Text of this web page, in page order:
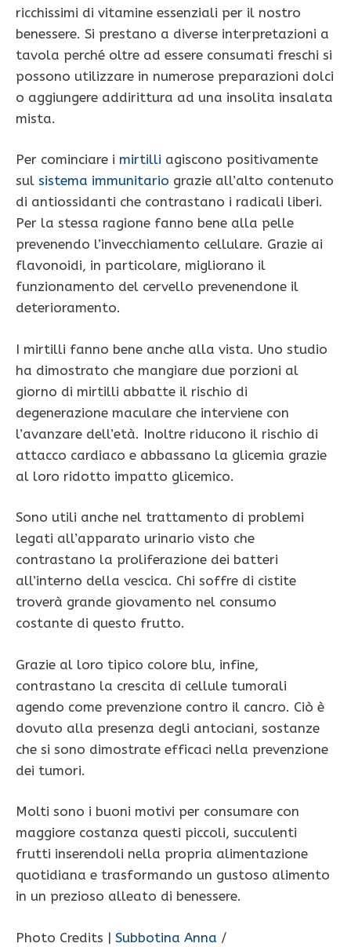
ricchissimi di vitamine essenziali per il nostro
benessere. Si prestano a diverse interpretazioni a
tavola perché oltre ad essere consumati freschi si
possono utilizzare in numerose preparazioni dolci
o aggiungere addirittura ad una insolita insalata
mista.
Per cominciare i mirtilli agiscono positivamente
sul sistema immunitario grazie all’alto contenuto
di antiossidanti che contrastano i radicali liberi.
Per la stessa ragione fanno bene alla pelle
prevenendo l’invecchiamento cellulare. Grazie ai
flavonoidi, in particolare, migliorano il
funzionamento del cervello prevenendone il
deterioramento.
I mirtilli fanno bene anche alla vista. Uno studio
ha dimostrato che mangiare due porzioni al
giorno di mirtilli abbatte il rischio di
degenerazione maculare che interviene con
l’avanzare dell’età. Inoltre riducono il rischio di
attacco cardiaco e abbassano la glicemia grazie
al loro ridotto impatto glicemico.
Sono utili anche nel trattamento di problemi
legati all’apparato urinario visto che
contrastano la proliferazione dei batteri
all’interno della vescica. Chi soffre di cistite
troverà grande giovamento nel consumo
costante di questo frutto.
Grazie al loro tipico colore blu, infine,
contrastano la crescita di cellule tumorali
agendo come prevenzione contro il cancro. Ciò è
dovuto alla presenza degli antociani, sostanze
che si sono dimostrate efficaci nella prevenzione
dei tumori.
Molti sono i buoni motivi per consumare con
maggiore costanza questi piccoli, succulenti
frutti inserendoli nella propria alimentazione
quotidiana e trasformando un gustoso alimento
in un prezioso alleato di benessere.
Photo Credits | Subbotina Anna /